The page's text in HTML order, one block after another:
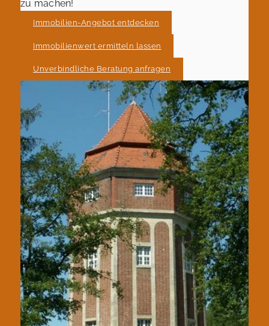
zu machen!
Immobilien-Angebot entdecken
Immobilienwert ermitteln lassen
Unverbindliche Beratung anfragen